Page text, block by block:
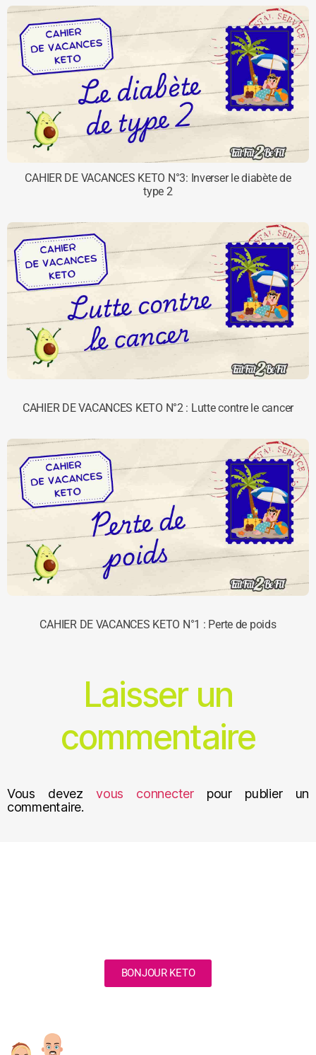
CAHIER DE VACANCES KETO N°3: Inverser le diabète de
type 2
CAHIER DE VACANCES KETO N°2 : Lutte contre le cancer
CAHIER DE VACANCES KETO N°1 : Perte de poids
Laisser un
commentaire
Vous devezvous connecterpour publier un
commentaire.
BONJOUR KETO
NOUVEAU